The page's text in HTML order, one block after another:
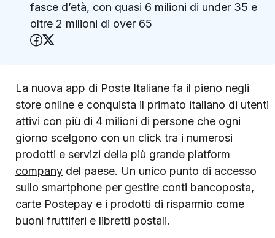
fasce d’età, con quasi 6 milioni di under 35 e
oltre 2 milioni di over 65
Condividi su Facebook
La nuova app di Poste Italiane fa il pieno negli
store online e conquista il primato italiano di utenti
attivi con più di 4 milioni di persone che ogni
giorno scelgono con un click tra i numerosi
prodotti e servizi della più grande platform
company del paese. Un unico punto di accesso
sullo smartphone per gestire conti bancoposta,
carte Postepay e i prodotti di risparmio come
buoni fruttiferi e libretti postali.